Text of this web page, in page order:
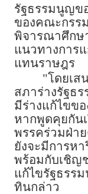
รัฐธรรมนูญข
ของคณะกรร
พิจารณาศึกษ
แนวทางการ
แทนราษฎร
"โดยเส
สภาร่างรัฐธ
มีร่างแก้ไขข
หากพูดคุยกัน
พรรคร่วมฝ่า
ยังจะมีการห
พร้อมกับเชิญ
แก้ไขรัฐธรร
ทินกล่าว